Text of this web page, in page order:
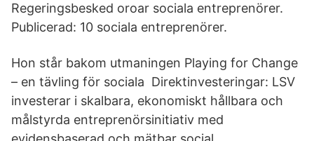
Regeringsbesked oroar sociala entreprenörer.
Publicerad: 10 sociala entreprenörer.
Hon står bakom utmaningen Playing for Change
– en tävling för sociala Direktinvesteringar: LSV
investerar i skalbara, ekonomiskt hållbara och
målstyrda entreprenörsinitiativ med